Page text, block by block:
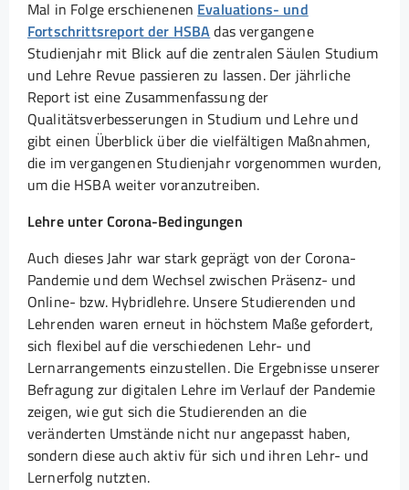
Mal in Folge erschienenen Evaluations- und
Fortschrittsreport der HSBAdas vergangene
Studienjahr mit Blick auf die zentralen Säulen Studium
und Lehre Revue passieren zu lassen. Der jährliche
Report ist eine Zusammenfassung der
Qualitätsverbesserungen in Studium und Lehre und
gibt einen Überblick über die vielfältigen Maßnahmen,
die im vergangenen Studienjahr vorgenommen wurden,
um die HSBA weiter voranzutreiben.
Lehre unter Corona-Bedingungen
Auch dieses Jahr war stark geprägt von der Corona-
Pandemie und dem Wechsel zwischen Präsenz- und
Online- bzw. Hybridlehre. Unsere Studierenden und
Lehrenden waren erneut in höchstem Maße gefordert,
sich flexibel auf die verschiedenen Lehr- und
Lernarrangements einzustellen. Die Ergebnisse unserer
Befragung zur digitalen Lehre im Verlauf der Pandemie
zeigen, wie gut sich die Studierenden an die
veränderten Umstände nicht nur angepasst haben,
sondern diese auch aktiv für sich und ihren Lehr- und
Lernerfolg nutzten.